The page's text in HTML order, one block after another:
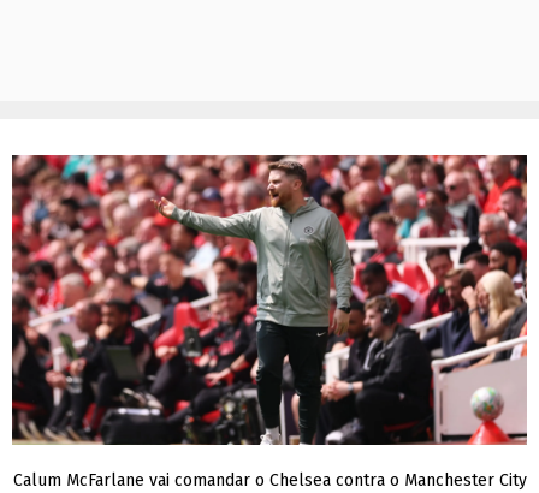
Calum McFarlane vai comandar o Chelsea contra o Manchester City